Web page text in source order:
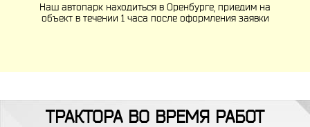
Наш автопарк находиться в Оренбурге, приедим на
объект в течении 1 часа после оформления заявки
ТРАКТОРА ВО ВРЕМЯ РАБОТ